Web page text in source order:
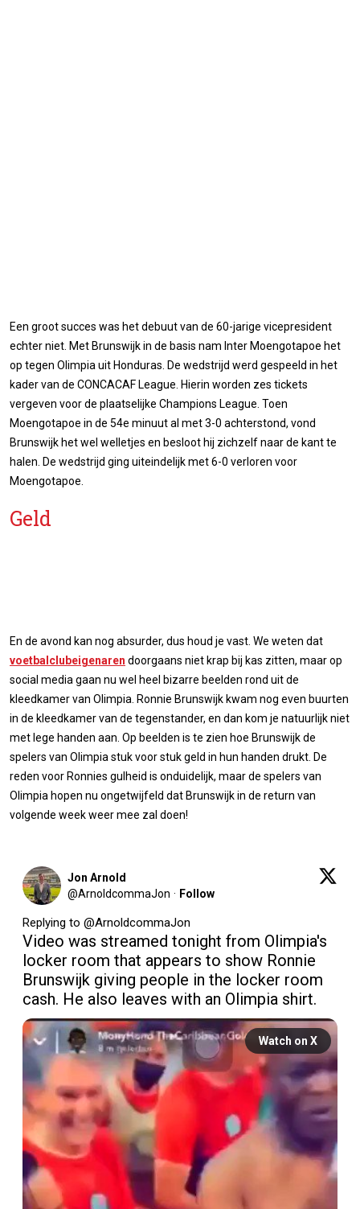
Een groot succes was het debuut van de 60-jarige vicepresident
echter niet. Met Brunswijk in de basis nam Inter Moengotapoe het
op tegen Olimpia uit Honduras. De wedstrijd werd gespeeld in het
kader van de CONCACAF League. Hierin worden zes tickets
vergeven voor de plaatselijke Champions League. Toen
Moengotapoe in de 54e minuut al met 3-0 achterstond, vond
Brunswijk het wel welletjes en besloot hij zichzelf naar de kant te
halen. De wedstrijd ging uiteindelijk met 6-0 verloren voor
Moengotapoe.
Geld
En de avond kan nog absurder, dus houd je vast. We weten dat
voetbalclubeigenaren doorgaans niet krap bij kas zitten, maar op
social media gaan nu wel heel bizarre beelden rond uit de
kleedkamer van Olimpia. Ronnie Brunswijk kwam nog even buurten
in de kleedkamer van de tegenstander, en dan kom je natuurlijk niet
met lege handen aan. Op beelden is te zien hoe Brunswijk de
spelers van Olimpia stuk voor stuk geld in hun handen drukt. De
reden voor Ronnies gulheid is onduidelijk, maar de spelers van
Olimpia hopen nu ongetwijfeld dat Brunswijk in de return van
volgende week weer mee zal doen!
Jon Arnold
@ArnoldcommaJon · Follow
Replying to @ArnoldcommaJon
Video was streamed tonight from Olimpia's
locker room that appears to show Ronnie
Brunswijk giving people in the locker room
Watch on X